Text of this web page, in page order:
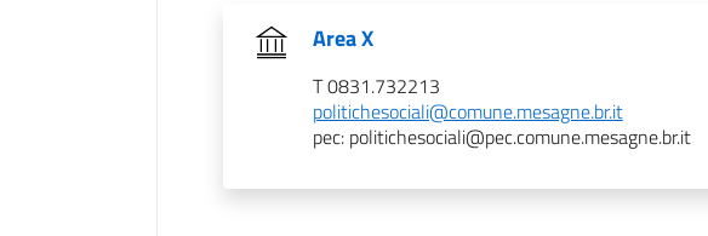
Area X
T 0831.732213
politichesociali@comune.mesagne.br.it
pec: politichesociali@pec.comune.mesagne.br.it